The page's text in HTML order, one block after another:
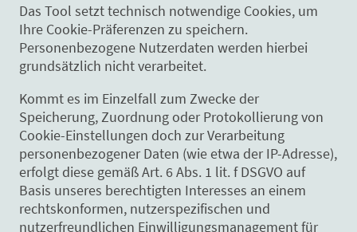
Das Tool setzt technisch notwendige Cookies, um
Ihre Cookie-Präferenzen zu speichern.
Personenbezogene Nutzerdaten werden hierbei
grundsätzlich nicht verarbeitet.
Kommt es im Einzelfall zum Zwecke der
Speicherung, Zuordnung oder Protokollierung von
Cookie-Einstellungen doch zur Verarbeitung
personenbezogener Daten (wie etwa der IP-Adresse),
erfolgt diese gemäß Art. 6 Abs. 1 lit. f DSGVO auf
Basis unseres berechtigten Interesses an einem
rechtskonformen, nutzerspezifischen und
nutzerfreundlichen Einwilligungsmanagement für